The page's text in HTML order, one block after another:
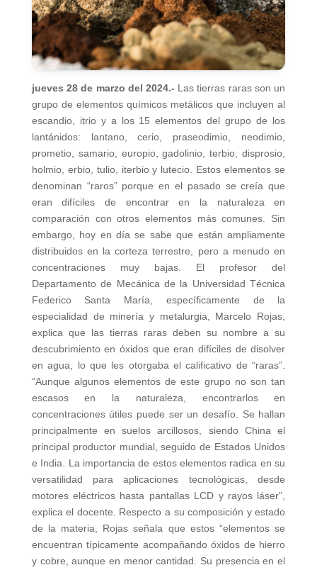
jueves 28 de marzo del 2024.- Las tierras raras son un
grupo de elementos químicos metálicos que incluyen al
escandio, itrio y a los 15 elementos del grupo de los
lantánidos: lantano, cerio, praseodimio, neodimio,
prometio, samario, europio, gadolinio, terbio, disprosio,
holmio, erbio, tulio, iterbio y lutecio. Estos elementos se
denominan “raros” porque en el pasado se creía que
eran difíciles de encontrar en la naturaleza en
comparación con otros elementos más comunes. Sin
embargo, hoy en día se sabe que están ampliamente
distribuidos en la corteza terrestre, pero a menudo en
concentraciones muy bajas. El profesor del
Departamento de Mecánica de la Universidad Técnica
Federico Santa María, específicamente de la
especialidad de minería y metalurgia, Marcelo Rojas,
explica que las tierras raras deben su nombre a su
descubrimiento en óxidos que eran difíciles de disolver
en agua, lo que les otorgaba el calificativo de “raras”.
“Aunque algunos elementos de este grupo no son tan
escasos en la naturaleza, encontrarlos en
concentraciones útiles puede ser un desafío. Se hallan
principalmente en suelos arcillosos, siendo China el
principal productor mundial, seguido de Estados Unidos
e India. La importancia de estos elementos radica en su
versatilidad para aplicaciones tecnológicas, desde
motores eléctricos hasta pantallas LCD y rayos láser”,
explica el docente. Respecto a su composición y estado
de la materia, Rojas señala que estos “elementos se
encuentran típicamente acompañando óxidos de hierro
y cobre, aunque en menor cantidad. Su presencia en el